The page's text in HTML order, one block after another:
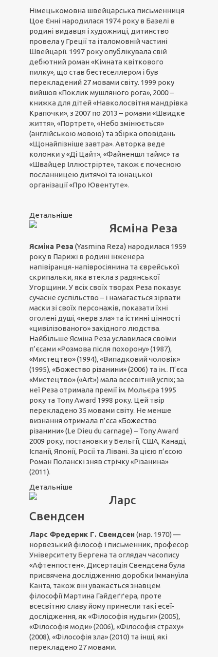
Німецькомовна швейцарська письменниця
Цое Єнні народилася 1974 року в Базелі в
родині видавця і художниці, дитинство
провела у Греції та італомовній частині
Швейцарії. 1997 року опублікувала свій
дебютний роман «Кімната квіткового
пилку», що став бестеселлером і був
перекладений 27 мовами світу. 1999 року
вийшов «Поклик мушляного рога», 2000 –
книжка для дітей «Навколосвітня мандрівка
Крапочки», з 2007 по 2013 – романи «Швидке
життя», «Портрет», «Небо змінюється»
(англійською мовою) та збірка оповідань
«Щонайпізніше завтра». Авторка веде
колонки у «Ді Цайт», «Файненшл таймс» та
«Швайцер Іллюстрірте», також є почесною
посланницею дитячої та юнацької
організації «Про Ювентуте».
Детальніше
Ясміна Реза
Ясміна Реза (Yasmina Reza) народилася 1959
року в Парижі в родині інженера
напівіранця-напівросіянина та єврейської
скрипальки, яка втекла з радянської
Угорщини. У всіх своїх творах Реза показує
сучасне суспільство – і намагається зірвати
маски зі своїх персонажів, показати їхні
оголені душі, «нерв зла» та істинні цінності
«цивілізованого» західного людства.
Найбільше Ясміна Реза уславилася своїми
п’єсами «Розмова після похорону» (1987),
«Мистецтво» (1994), «Випадковий чоловік»
(1995), «Божество різанини»(2006) та ін.. П’єса
«Мистецтво» («Art») мала всесвітній успіх; за
неї Реза отримала премії ім. Мольєра 1995
року та Tony Award 1998 року. Цей твір
перекладено 35 мовами світу. Не менше
визнання отримала п’єса «Божество
різанини»(Le Dieu du carnage) – Tony Award
2009 року, постановки у Бельгії, США, Канаді,
Іспанії, Японії, Росії та Лівані. За цією п’єсою
Роман Поланскі зняв стрічку «Різанина»
(2011).
Детальніше
Ларс
Свендсен
Ларс Фредерик Г. Свендсен (нар. 1970) —
норвезький філософ і письменник, професор
Університету Бергена та оглядач часопису
«Афтенпостен». Дисертація Свендсена була
присвячена дослідженню доробки Іммануїла
Канта, також він уважається знавцем
філософії Мартина Гайдеґґера, проте
всесвітню славу йому принесли такі есеї-
дослідження, як «Філософія нудьги» (2005),
«Філософія моди» (2006), «Філософія страху»
(2008), «Філософія зла» (2010) та інші, які
перекладено 27 мовами.